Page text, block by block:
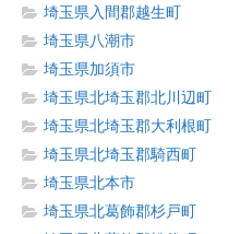
埼玉県入間郡越生町
埼玉県八潮市
埼玉県加須市
埼玉県北埼玉郡北川辺町
埼玉県北埼玉郡大利根町
埼玉県北埼玉郡騎西町
埼玉県北本市
埼玉県北葛飾郡杉戸町